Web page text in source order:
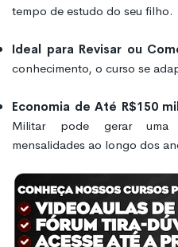
tempo de estudo do seu filho.
Ideal para Revisar ou
conhecimento, o curso se
Economia de Até R$150
Militar pode gerar uma
mensalidades ao longo dos